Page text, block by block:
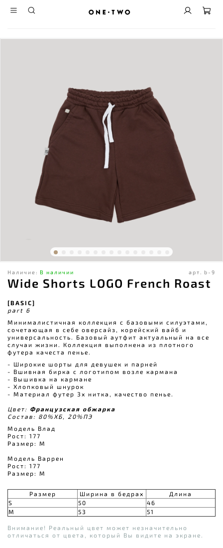
арт. b-9
Наличие: В наличии
Wide Shorts LOGO French Roast
[BASIC]
part 6
Минималистичная коллекция с базовыми силуэтами,
сочетающая в себе оверсайз, корейский вайб и
универсальность. Базовый аутфит актуальный на все
случаи жизни. Коллекция выполнена из плотного
футера качеста пенье.
- Широкие шорты для девушек и парней
- Вшивная бирка с логотипом возле кармана
- Вышивка на кармане
- Хлопковый шнурок
- Материал футер 3х нитка, качество пенье.
Цвет: Французская обжарка
Состав: 80%ХБ, 20%ПЭ
Модель Влад
Рост: 177
Размер: M
Модель Варрен
Рост: 177
Размер: М
Размер Ширина в бедрах
Длина
S
50
46
M
53 51
Внимание! Реальный цвет может незначительно
отличаться от цвета, который Вы видите на экране.